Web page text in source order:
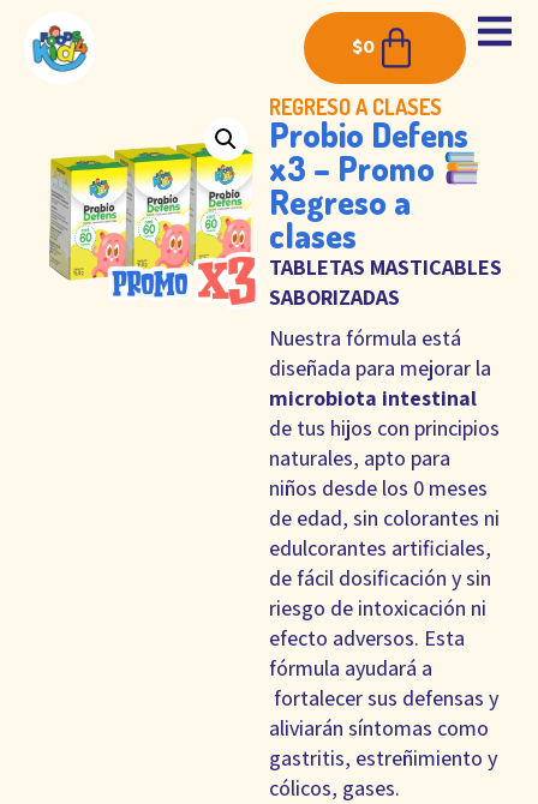
$0
REGRESO A CLASES
Probio Defens
x3 – Promo
Regreso a
clases
TABLETAS MASTICABLES
SABORIZADAS
Nuestra fórmula está
diseñada para mejorar la
microbiota intestinal
de tus hijos con principios
naturales, apto para
niños desde los 0 meses
de edad, sin colorantes ni
edulcorantes artificiales,
de fácil dosificación y sin
riesgo de intoxicación ni
efecto adversos. Esta
fórmula ayudará a
fortalecer sus defensas y
aliviarán síntomas como
gastritis, estreñimiento y
cólicos, gases.